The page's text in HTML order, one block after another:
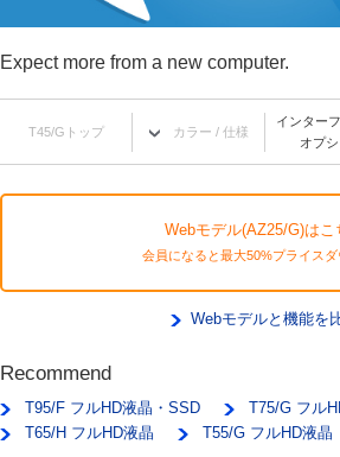
Expect more from a new computer.
T45/Gトップ カラー / 仕様
インター
オプ
Webモデル(AZ25/G)はこ
会員になると最大50%プライスダ
Webモデルと機能を
Recommend
T95/F フルHD液晶・SSD
T75/G フル
T65/H フルHD液晶
T55/G フルHD液晶